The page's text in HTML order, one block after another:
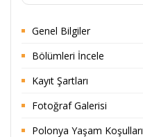
Genel Bilgiler
Bölümleri İncele
Kayıt Şartları
Fotoğraf Galerisi
Polonya Yaşam Koşulları